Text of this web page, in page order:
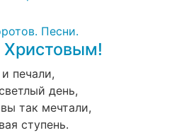
Песни.
печали,
день,
так мечтали,
ступень.